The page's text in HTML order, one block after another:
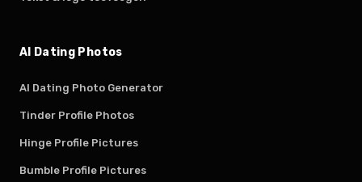
AI Dating Photos
AI Dating Photo Generator
Tinder Profile Photos
Hinge Profile Pictures
Bumble Profile Pictures